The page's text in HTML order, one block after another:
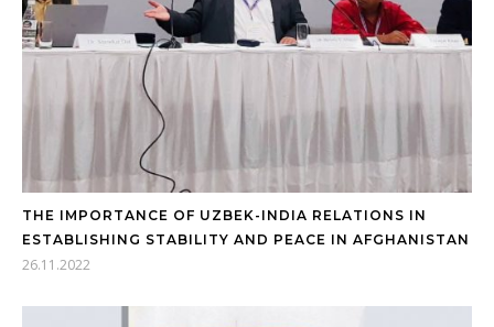
THE IMPORTANCE OF UZBEK-INDIA RELATIONS IN
ESTABLISHING STABILITY AND PEACE IN AFGHANISTAN
26.11.2022